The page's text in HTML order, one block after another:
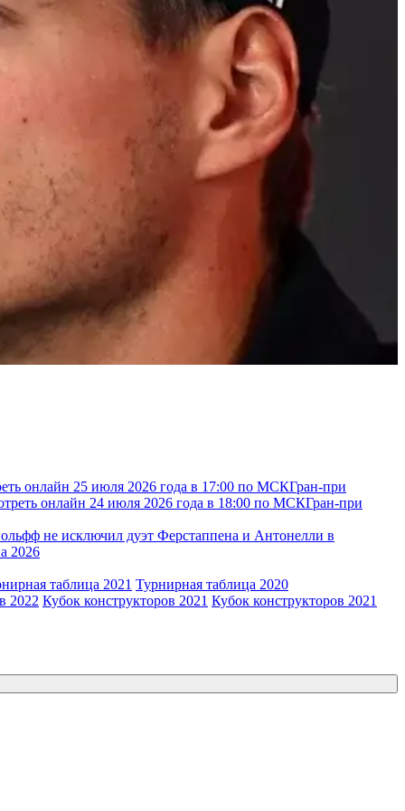
онлайн 25 июля 2026 года в 17:00 по МСКГран-при
онлайн 24 июля 2026 года в 18:00 по МСКГран-при
не исключил дуэт Ферстаппена и Антонелли в
2026
таблица 2021 Турнирная таблица 2020
2022 Кубок конструкторов 2021 Кубок конструкторов 2021